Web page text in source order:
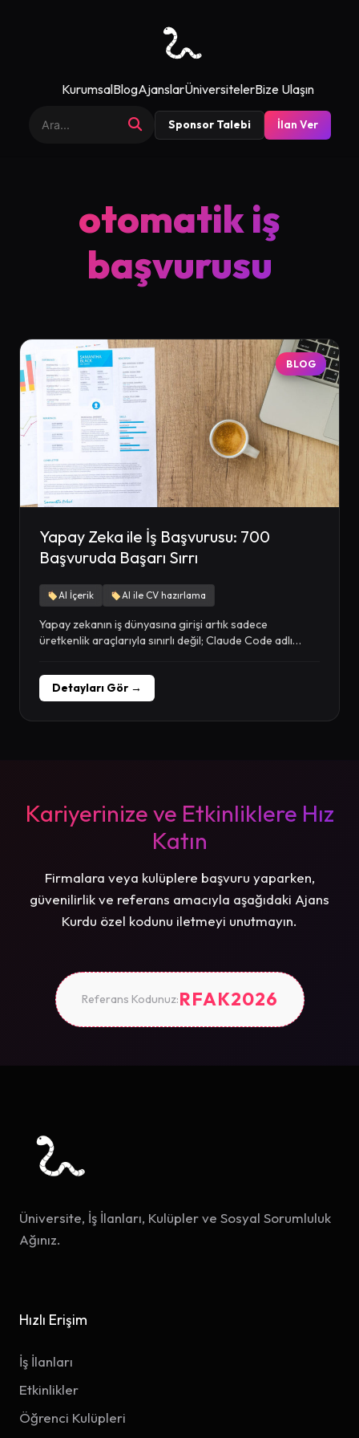
KurumsalBlogAjanslarÜniversitelerBize Ulaşın
Sponsor Talebi İlan Ver
otomatik iş
başvurusu
BLOG
Yapay Zeka ile İş Başvurusu: 700
Başvuruda Başarı Sırrı
AI İçerik AI ile CV hazırlama
Yapay zekanın iş dünyasına girişi artık sadece
üretkenlik araçlarıyla sınırlı değil; Claude Code adlı
Detayları Gör →
Kariyerinize ve Etkinliklere Hız
Katın
Firmalara veya kulüplere başvuru yaparken,
güvenilirlik ve referans amacıyla aşağıdaki Ajans
Kurdu özel kodunu iletmeyi unutmayın.
Referans Kodunuz:RFAK2026
Üniversite, İş İlanları, Kulüpler ve Sosyal Sorumluluk
Ağınız.
Hızlı Erişim
İş İlanları
Etkinlikler
Öğrenci Kulüpleri